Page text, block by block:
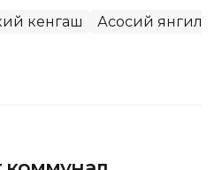
кенгаш Асосий